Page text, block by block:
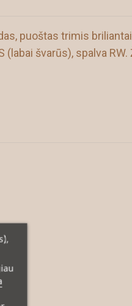
puoštas trimis
švarūs), spalva RW.